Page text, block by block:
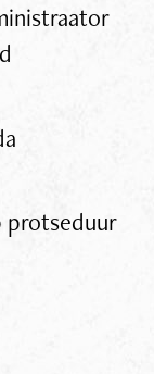
protseduur